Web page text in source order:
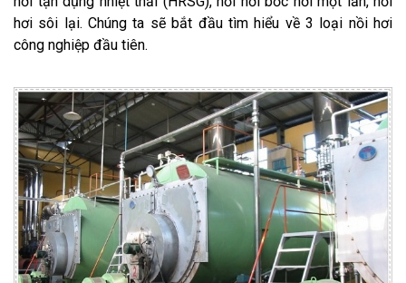
hơi sôi lại. Chúng ta sẽ bắt đầu tìm hiểu về 3 loại nồi hơi
công nghiệp đầu tiên.